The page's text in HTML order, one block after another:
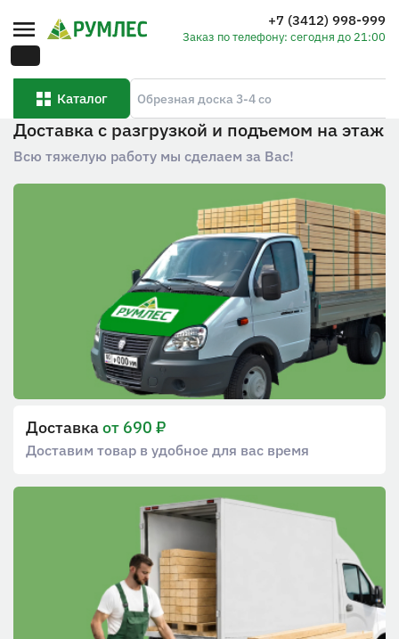
+7 (3412) 998-999
Заказ по телефону: сегодня до 21:00
Каталог
Доставка с разгрузкой и подъемом на этаж
Всю тяжелую работу мы сделаем за Вас!
Доставкаот 690 ₽
Доставим товар в удобное для вас время